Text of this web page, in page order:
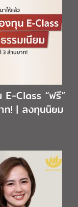
E-Class “ฟรี”
ท! | ลงทุนนิยม